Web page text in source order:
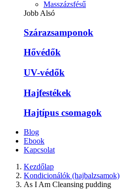
Masszázsfésű
Jobb Alsó
Szárazsamponok
Hővédők
UV-védők
Hajfestékek
Hajtípus csomagok
Blog
Ebook
Kapcsolat
Kezdőlap
Kondicionálók (hajbalzsamok)
As I Am Cleansing pudding